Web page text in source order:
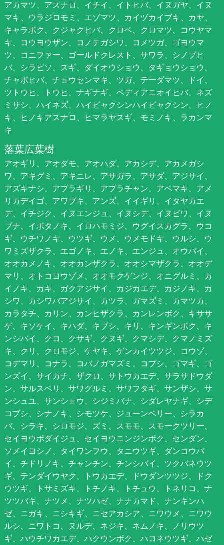
アカマツ、アスナロ、イチイ、イトヒバ、イヌガヤ、イヌ
マキ、ウラジロモミ、エゾマツ、カイヅカイブキ、カヤ、
キャラボク、クジャクヒバ、クロベ、クロマツ、コウヤマ
キ、コウヨウザン、コノテガシワ、コメツガ、ゴヨウマ
ツ、コニファー、ゴールドクレスト、サワラ、シノブヒ
バ、シラビソ、スギ、ダイオウショウ、タギョウショウ、
チャボヒバ、チョウセンマキ、ツガ、テーダマツ、ドイ、
ツトウヒ、トウヒ、ナギナギ、ペディアニオイヒバ、ネズ
ミサシ、ハイネズ、ハイビャクシンハイビャクシン、ヒノ
キ、ヒノキアスナロ、ヒマラヤスギ、モミノキ、ラカンマ
キ
落葉広葉樹
アオギリ、アオダモ、アオハダ、アカシデ、アカメガシ
ワ、アキグミ、アキニレ、アサガラ、アサダ、アジサイ、
アズキナシ、アブラギリ、アブラチャン、アベマキ、アメ
リカデイゴ、アワブキ、アンズ、イイギリ、イタヤカエ
デ、イチジク、イヌエンジュ、イヌシデ、イヌビワ、イヌ
ブナ、イボタノキ、イロハモミジ、ウグイスカグラ、ウコ
ギ、ウチワノキ、ウツギ、ウメ、ウメモドキ、ウルシ、ウ
ワミズザクラ、エゴノキ、エノキ、エンジュ、オウバイ、
オオカメノキ、オオカンザクラ、オオシマザクラ、オオデ
マリ、オトコヨウゾメ、オオモクゲンジ、オニグルミ、カ
イノキ、カキ、ガクアジサイ、カジカエデ、カジノキ、カ
シワ、カシワバアジサイ、カツラ、ガマズミ、カマツカ、
カラタチ、カリン、カンヒザクラ、カンレンボク、キササ
ゲ、キソケイ、キハダ、キブシ、キリ、キンギンボク、キ
ンシバイ、クコ、クサギ、クヌギ、クマシデ、クマノミズ
キ、クリ、クロモジ、ケヤキ、ゲンカイツツジ、コウゾ、
コデマリ、コナラ、コバノガマズミ、コブシ、ゴマギ、ゴ
ンズイ、サイカチ、ザクロ、サトウカエデ、サラサドウダ
ン、サルスベリ、サワグルミ、サワフタギ、サンザシ、サ
ンシュユ、サンショウ、シジミバナ、シダレヤナギ、シデ
コブシ、シナノキ、シモツケ、ジューンベリー、シラカ
バ、シラキ、シロモジ、ズミ、スモモ、スモークツリー、
セイヨウボダイジュ、セイヨウニンジンボク、センダン、
ソメイヨシノ、タイワンフウ、タニウツギ、ダンコウバ
イ、チドリノキ、チャンチン、チンシバイ、ツクバネウツ
ギ、テンダイウヤク、トウカエデ、ドウダンツツジ、ドク
ウツギ、トサミズキ、トチノキ、トチュウ、トネリコ、ナ
ツツバキ、ナツメ、ナツハゼ、ナナカマド、ナンキンハ
ゼ、ニガキ、ニシキギ、ニセアカシア、ニワウメ、ニワウ
ルシ、ニワトコ、ヌルデ、ネジキ、ネムノキ、ノリウツ
ギ、ハウチワカエデ、ハクウンボク、ハコネウツギ、ハゼ